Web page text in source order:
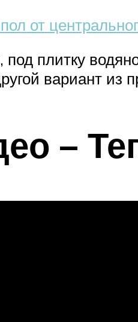
от
под плитку
вариант из
–